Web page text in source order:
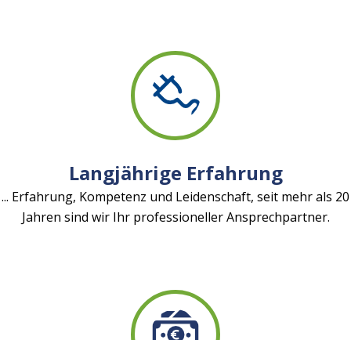
Langjährige Erfahrung
... Erfahrung, Kompetenz und Leidenschaft, seit mehr als 20
Jahren sind wir Ihr professioneller Ansprechpartner.